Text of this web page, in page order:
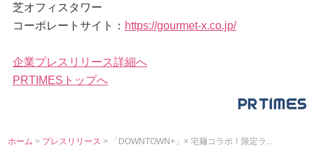
芝オフィスタワー
コーポレートサイト： https://gourmet-x.co.jp/
企業プレスリリース詳細へ
PRTIMESトップへ
ホーム > プレスリリース> 「DOWNTOWN+」× 宅麺コラボ！限定ラ...